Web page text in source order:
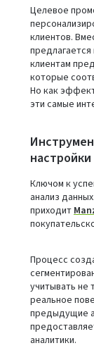
Целевое
клиентов.
клиентам
которые
Но как
эти самые
Ключом к
анализ
приходит
Процесс
учитывать не
реальное
предыдущие
аналитики.